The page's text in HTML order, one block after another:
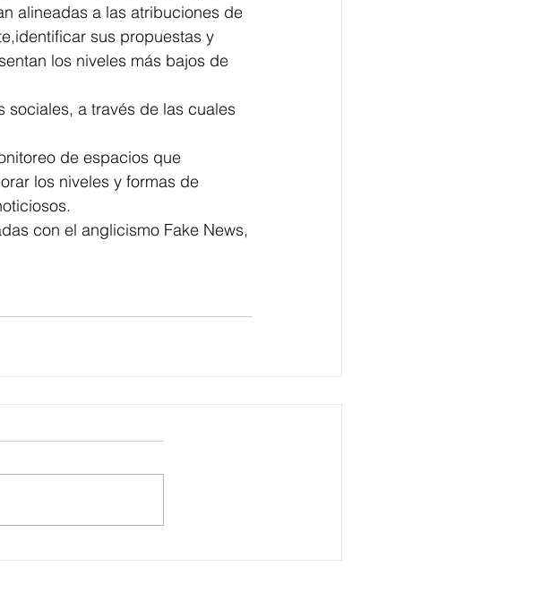
alineadas a las atribuciones de
sus propuestas y
los niveles más bajos de
a través de las cuales
de espacios que
los niveles y formas de
con el anglicismo Fake News,